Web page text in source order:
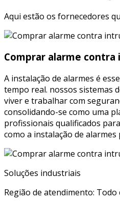
Aqui estão os fornecedores
Comprar alarme contra
A instalação de alarmes é
tempo real. nossos sistemas
viver e trabalhar com
consolidando-se como uma
profissionais qualificados
como a instalação de
Soluções industriais
Região de atendimento: Todo